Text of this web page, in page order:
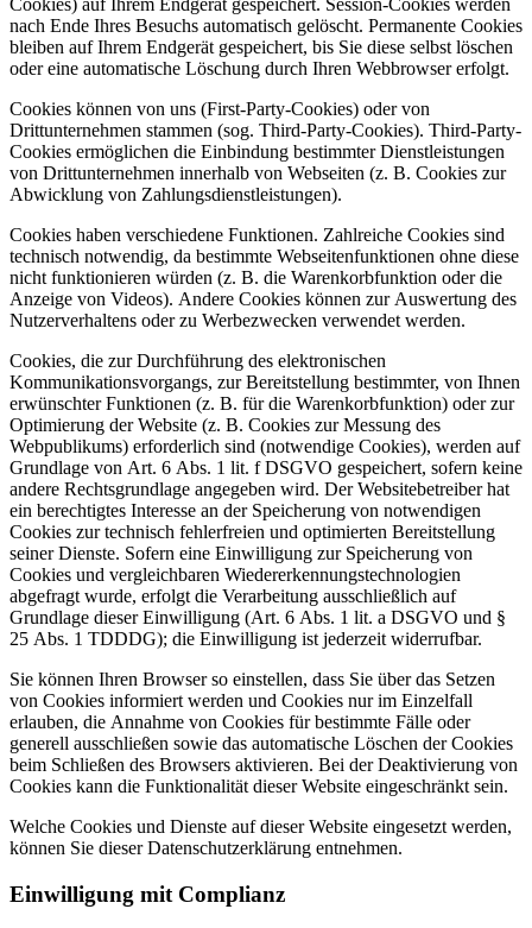
Cookies) auf Ihrem Endgerät gespeichert. Session-Cookies werden
nach Ende Ihres Besuchs automatisch gelöscht. Permanente Cookies
bleiben auf Ihrem Endgerät gespeichert, bis Sie diese selbst löschen
oder eine automatische Löschung durch Ihren Webbrowser erfolgt.
Cookies können von uns (First-Party-Cookies) oder von
Drittunternehmen stammen (sog. Third-Party-Cookies). Third-Party-
Cookies ermöglichen die Einbindung bestimmter Dienstleistungen
von Drittunternehmen innerhalb von Webseiten (z. B. Cookies zur
Abwicklung von Zahlungsdienstleistungen).
Cookies haben verschiedene Funktionen. Zahlreiche Cookies sind
technisch notwendig, da bestimmte Webseitenfunktionen ohne diese
nicht funktionieren würden (z. B. die Warenkorbfunktion oder die
Anzeige von Videos). Andere Cookies können zur Auswertung des
Nutzerverhaltens oder zu Werbezwecken verwendet werden.
Cookies, die zur Durchführung des elektronischen
Kommunikationsvorgangs, zur Bereitstellung bestimmter, von Ihnen
erwünschter Funktionen (z. B. für die Warenkorbfunktion) oder zur
Optimierung der Website (z. B. Cookies zur Messung des
Webpublikums) erforderlich sind (notwendige Cookies), werden auf
Grundlage von Art. 6 Abs. 1 lit. f DSGVO gespeichert, sofern keine
andere Rechtsgrundlage angegeben wird. Der Websitebetreiber hat
ein berechtigtes Interesse an der Speicherung von notwendigen
Cookies zur technisch fehlerfreien und optimierten Bereitstellung
seiner Dienste. Sofern eine Einwilligung zur Speicherung von
Cookies und vergleichbaren Wiedererkennungstechnologien
abgefragt wurde, erfolgt die Verarbeitung ausschließlich auf
Grundlage dieser Einwilligung (Art. 6 Abs. 1 lit. a DSGVO und §
25 Abs. 1 TDDDG); die Einwilligung ist jederzeit widerrufbar.
Sie können Ihren Browser so einstellen, dass Sie über das Setzen
von Cookies informiert werden und Cookies nur im Einzelfall
erlauben, die Annahme von Cookies für bestimmte Fälle oder
generell ausschließen sowie das automatische Löschen der Cookies
beim Schließen des Browsers aktivieren. Bei der Deaktivierung von
Cookies kann die Funktionalität dieser Website eingeschränkt sein.
Welche Cookies und Dienste auf dieser Website eingesetzt werden,
können Sie dieser Datenschutzerklärung entnehmen.
Einwilligung mit Complianz